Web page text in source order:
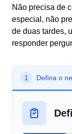
Não precisa de
especial, não
de duas tardes,
responder
1 Defina o